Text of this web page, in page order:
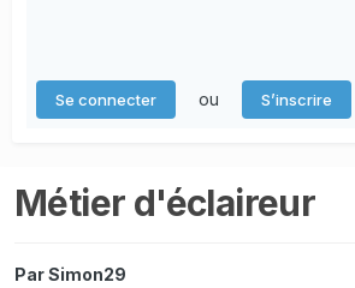
Se connecter ou S’inscrire
Métier d'éclaireur
ParSimon29